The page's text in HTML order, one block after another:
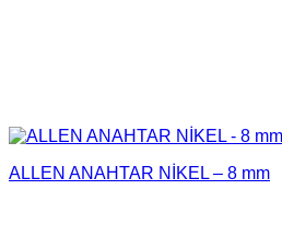
ALLEN ANAHTAR NİKEL – 8 mm